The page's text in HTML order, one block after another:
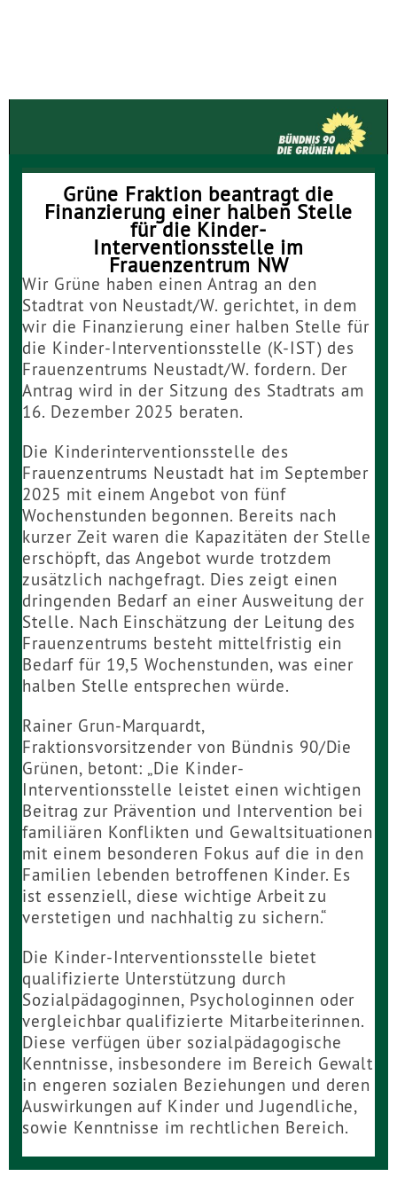
Grüne Fraktion beantragt die
Finanzierung einer halben Stelle
für die Kinder-
Interventionsstelle im
Frauenzentrum NW
Wir Grüne haben einen Antrag an den
Stadtrat von Neustadt/W. gerichtet, in dem
wir die Finanzierung einer halben Stelle für
die Kinder-Interventionsstelle (K-IST) des
Frauenzentrums Neustadt/W. fordern. Der
Antrag wird in der Sitzung des Stadtrats am
16. Dezember 2025 beraten.
Die Kinderinterventionsstelle des
Frauenzentrums Neustadt hat im September
2025 mit einem Angebot von fünf
Wochenstunden begonnen. Bereits nach
kurzer Zeit waren die Kapazitäten der Stelle
erschöpft, das Angebot wurde trotzdem
zusätzlich nachgefragt. Dies zeigt einen
dringenden Bedarf an einer Ausweitung der
Stelle. Nach Einschätzung der Leitung des
Frauenzentrums besteht mittelfristig ein
Bedarf für 19,5 Wochenstunden, was einer
halben Stelle entsprechen würde.
Rainer Grun-Marquardt,
Fraktionsvorsitzender von Bündnis 90/Die
Grünen, betont: „Die Kinder-
Interventionsstelle leistet einen wichtigen
Beitrag zur Prävention und Intervention bei
familiären Konflikten und Gewaltsituationen
mit einem besonderen Fokus auf die in den
Familien lebenden betroffenen Kinder. Es
ist essenziell, diese wichtige Arbeit zu
verstetigen und nachhaltig zu sichern.“
Die Kinder-Interventionsstelle bietet
qualifizierte Unterstützung durch
Sozialpädagoginnen, Psychologinnen oder
vergleichbar qualifizierte Mitarbeiterinnen.
Diese verfügen über sozialpädagogische
Kenntnisse, insbesondere im Bereich Gewalt
in engeren sozialen Beziehungen und deren
Auswirkungen auf Kinder und Jugendliche,
sowie Kenntnisse im rechtlichen Bereich.